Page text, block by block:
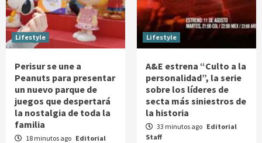
Lifestyle
Perisur se une a
Peanuts para presentar
un nuevo parque de
juegos que despertará
la nostalgia de toda la
familia
18 minutos ago Editorial
Lifestyle
A&E estrena “Culto a la
personalidad”, la serie
sobre los líderes de
secta más siniestros de
la historia
33 minutos ago Editorial
Staff